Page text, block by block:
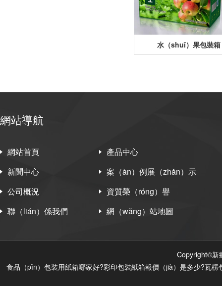
水（shuǐ）果包裝箱
網站導航
網站首頁
產品中心
新聞中心
案（àn）例展（zhǎn）示
公司概況
資質榮（róng）譽
聯（lián）係我們
網（wǎng）站地圖
Copyright©新
食品（pǐn）包裝用紙箱哪家好?彩印包裝紙箱報價（jià）是多少?瓦